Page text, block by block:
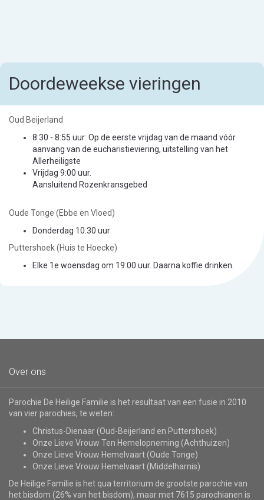
Doordeweekse vieringen
Oud Beijerland
8:30 - 8:55 uur: Op de eerste vrijdag van de maand vóór
aanvang van de eucharistieviering, uitstelling van het
Allerheiligste
Vrijdag 9:00 uur.
Aansluitend Rozenkransgebed
Oude Tonge (Ebbe en Vloed)
Donderdag 10:30 uur
Puttershoek (Huis te Hoecke)
Elke 1e woensdag om 19:00 uur. Daarna koffie drinken.
Over ons
Parochie De Heilige Familie is het resultaat van een fusie in 2010
van vier parochies, te weten:
Christus-Dienaar (Oud-Beijerland en Puttershoek)
Onze Lieve Vrouw Ten Hemelopneming (Achthuizen)
Onze Lieve Vrouw Hemelvaart (Oude Tonge)
Onze Lieve Vrouw Hemelvaart (Middelharnis)
De Heilige Familie is het qua territorium de grootste parochie van
het bisdom (26% van het bisdom), maar met 7615 parochianen is